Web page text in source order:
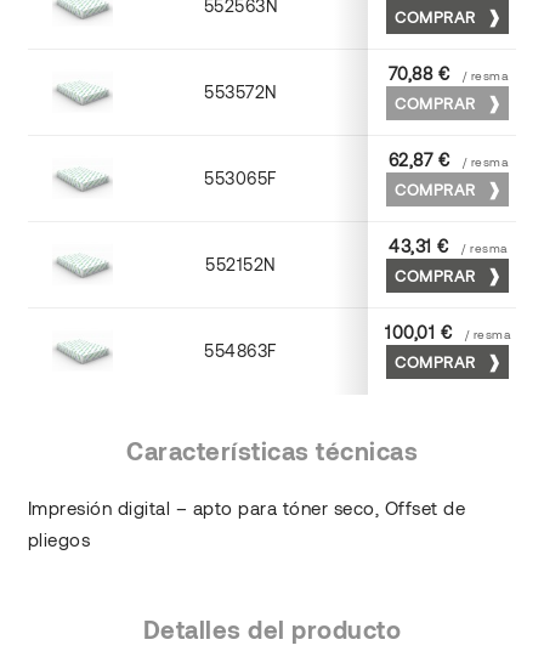
552563N
COMPRAR
553572N 70 x 100
70,88 € / resma
COMPRAR
553065F 65 x 90
62,87 € / resma
COMPRAR
552152N 52 x 70
43,31 € / resma
COMPRAR
554863F 63 x 88
100,01 € / resma
COMPRAR
Características técnicas
Impresión digital – apto para tóner seco, Offset de
pliegos
Detalles del producto